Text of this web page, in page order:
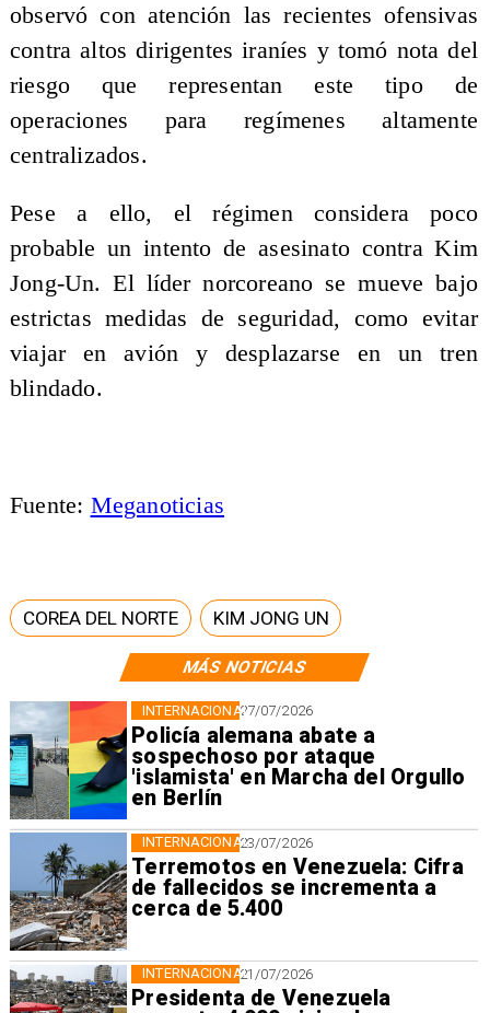
MÁS NOTICIAS
27/07/2026
Policía alemana abate a
sospechoso por ataque
'islamista' en Marcha del Orgullo
en Berlín
INTERNACIONAL
23/07/2026
Terremotos en Venezuela: Cifra
de fallecidos se incrementa a
cerca de 5.400
INTERNACIONAL
21/07/2026
Presidenta de Venezuela
INTERNACIONAL
observó con atención las recientes ofensivas
contra altos dirigentes iraníes y tomó nota del
riesgo que representan este tipo de
operaciones para regímenes altamente
centralizados.
Pese a ello, el régimen considera poco
probable un intento de asesinato contra Kim
Jong-Un. El líder norcoreano se mueve bajo
estrictas medidas de seguridad, como evitar
viajar en avión y desplazarse en un tren
blindado.
Fuente: Meganoticias
COREA DEL NORTE KIM JONG UN